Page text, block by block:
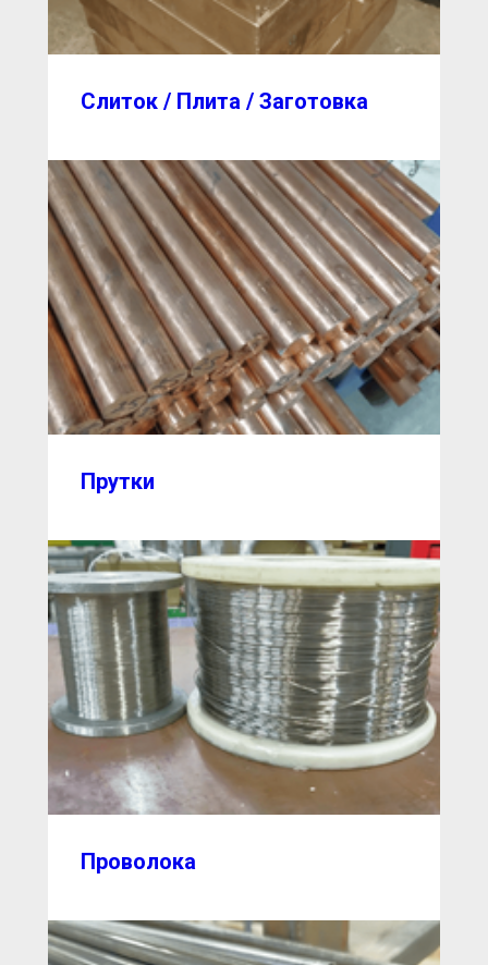
Слиток / Плита / Заготовка
Прутки
Проволока